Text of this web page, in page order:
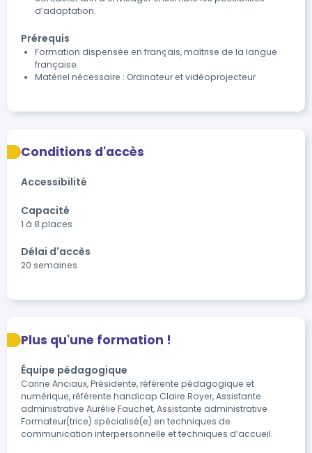
d’adaptation.
Prérequis
Formation dispensée en français, maîtrise de la langue
française.
Matériel nécessaire : Ordinateur et vidéoprojecteur
Conditions d'accès
Accessibilité
Capacité
1 à 8 places
Délai d'accès
20 semaines
Plus qu'une formation !
Équipe pédagogique
Carine Anciaux, Présidente, référente pédagogique et
numérique, référente handicap Claire Royer, Assistante
administrative Aurélie Fauchet, Assistante administrative
Formateur(trice) spécialisé(e) en techniques de
communication interpersonnelle et techniques d’accueil.